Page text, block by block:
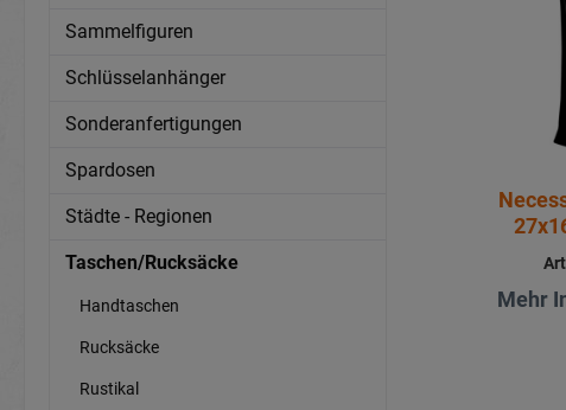
Sammelfiguren
Schlüsselanhänger
Sonderanfertigungen
Spardosen
Städte - Regionen
Taschen/Rucksäcke
Handtaschen
Rucksäcke
Rustikal
Mehr